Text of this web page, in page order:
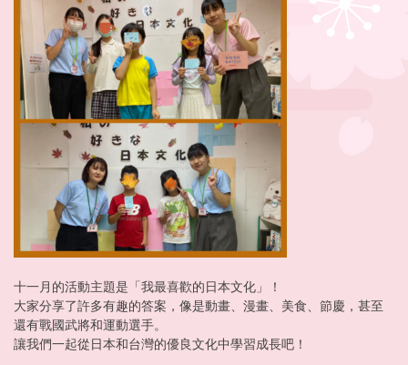
十一月的活動主題是「我最喜歡的日本文化」！
大家分享了許多有趣的答案，像是動畫、漫畫、美食、節慶，甚至
還有戰國武將和運動選手。
讓我們一起從日本和台灣的優良文化中學習成長吧！